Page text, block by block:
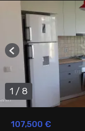
107,500 €
1 / 8
Previous